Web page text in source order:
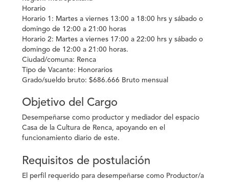
Horario
Horario 1: Martes a viernes 13:00 a 18:00 hrs y sábado o
domingo de 12:00 a 21:00 horas
Horario 2: Martes a viernes 17:00 a 22:00 hrs y sábado o
domingo de 12:00 a 21:00 horas.
Ciudad/comuna: Renca
Tipo de Vacante: Honorarios
Grado/sueldo bruto: $686.666 Bruto mensual
Objetivo del Cargo
Desempeñarse como productor y mediador del espacio
Casa de la Cultura de Renca, apoyando en el
funcionamiento diario de este.
Requisitos de postulación
El perfil requerido para desempeñarse como Productor/a